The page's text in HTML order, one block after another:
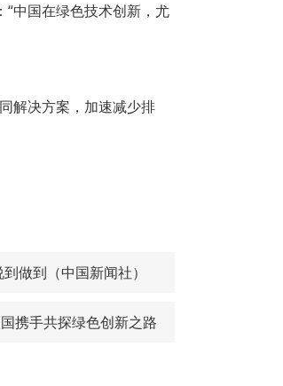
中国在绿色技术创新，尤
解决方案，加速减少排
做到（中国新闻社）
携手共探绿色创新之路